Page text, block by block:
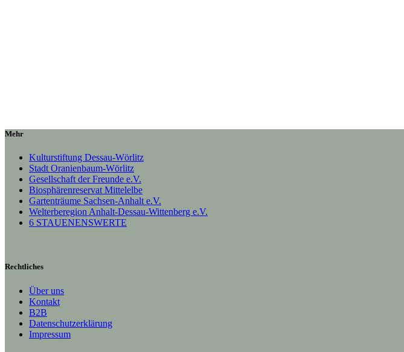
Mehr
Kulturstiftung Dessau-Wörlitz
Stadt Oranienbaum-Wörlitz
Gesellschaft der Freunde e.V.
Biosphärenreservat Mittelelbe
Gartenträume Sachsen-Anhalt e.V.
Welterberegion Anhalt-Dessau-Wittenberg e.V.
6 STAUENENSWERTE
Rechtliches
Über uns
Kontakt
B2B
Datenschutzerklärung
Impressum